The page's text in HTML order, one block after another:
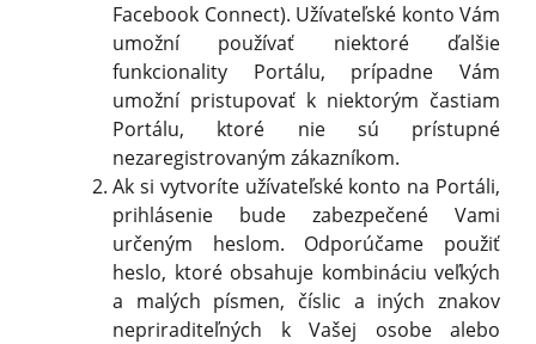
Facebook Connect). Užívateľské konto Vám
umožní používať niektoré ďalšie
funkcionality Portálu, prípadne Vám
umožní pristupovať k niektorým častiam
Portálu, ktoré nie sú prístupné
nezaregistrovaným zákazníkom.
Ak si vytvoríte užívateľské konto na Portáli,
prihlásenie bude zabezpečené Vami
určeným heslom. Odporúčame použiť
heslo, ktoré obsahuje kombináciu veľkých
a malých písmen, číslic a iných znakov
nepriraditeľných k Vašej osobe alebo